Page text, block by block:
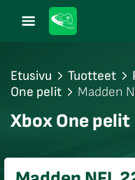
Etusivu Tuotteet
One pelit
Madden
Xbox One pelit
sulje